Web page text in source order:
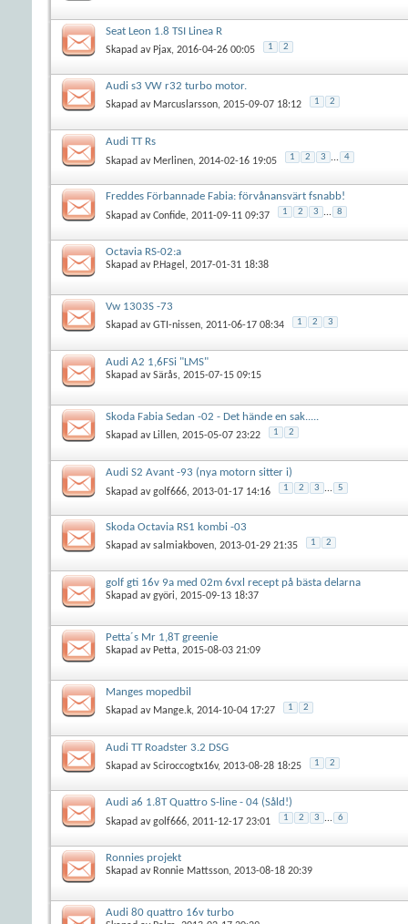
Seat Leon 1.8 TSI Linea R
Skapad av Pjax, 2016-04-26 00:05 1 2
Audi s3 VW r32 turbo motor.
Skapad av Marcuslarsson, 2015-09-07 18:12 1 2
Audi TT Rs
Skapad av Merlinen, 2014-02-16 19:05 1 2 3 ... 4
Freddes Förbannade Fabia: förvånansvärt fsnabb!
Skapad avConfide, 2011-09-11 09:37 1 2 3 ... 8
Octavia RS-02:a
Skapad av P.Hagel , 2017-01-31 18:38
Vw 1303S -73
Skapad avGTI-nissen, 2011-06-17 08:34 1 2 3
Audi A2 1,6FSi "LMS"
Skapad avSärås, 2015-07-15 09:15
Skoda Fabia Sedan -02 - Det hände en sak.....
Skapad av Lillen, 2015-05-07 23:22 1 2
Audi S2 Avant -93 (nya motorn sitter i)
Skapad avgolf666, 2013-01-17 14:16 1 2 3 ... 5
Skoda Octavia RS1 kombi -03
Skapad avsalmiakboven, 2013-01-29 21:35 1 2
golf gti 16v 9a med 02m 6vxl recept på bästa delarna
Skapad avgyöri, 2015-09-13 18:37
Petta´s Mr 1,8T greenie
Skapad av Petta, 2015-08-03 21:09
Manges mopedbil
Skapad av Mange.k, 2014-10-04 17:27 1 2
Audi TT Roadster 3.2 DSG
Skapad avSciroccogtx16v, 2013-08-28 18:25 1 2
Audi a6 1.8T Quattro S-line - 04 (Såld!)
Skapad avgolf666, 2011-12-17 23:01 1 2 3 ... 6
Ronnies projekt
Skapad av Ronnie Mattsson, 2013-08-18 20:39
Audi 80 quattro 16v turbo